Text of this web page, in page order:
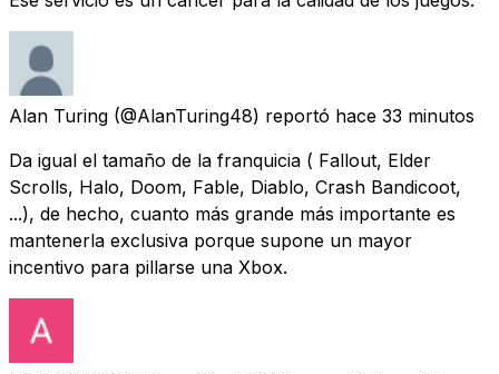
Alan Turing (@AlanTuring48) reportó hace 33 minutos
Da igual el tamaño de la franquicia ( Fallout, Elder
Scrolls, Halo, Doom, Fable, Diablo, Crash Bandicoot,
...), de hecho, cuanto más grande más importante es
mantenerla exclusiva porque supone un mayor
incentivo para pillarse una Xbox.